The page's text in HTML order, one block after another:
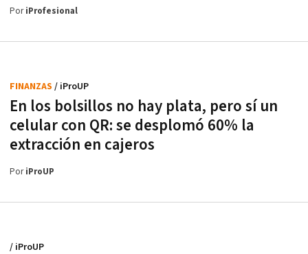
PoriProfesional
En los bolsillos no hay plata, pero sí un
celular con QR: se desplomó 60% la
extracción en cajeros
FINANZAS / iProUP
PoriProUP
/ iProUP